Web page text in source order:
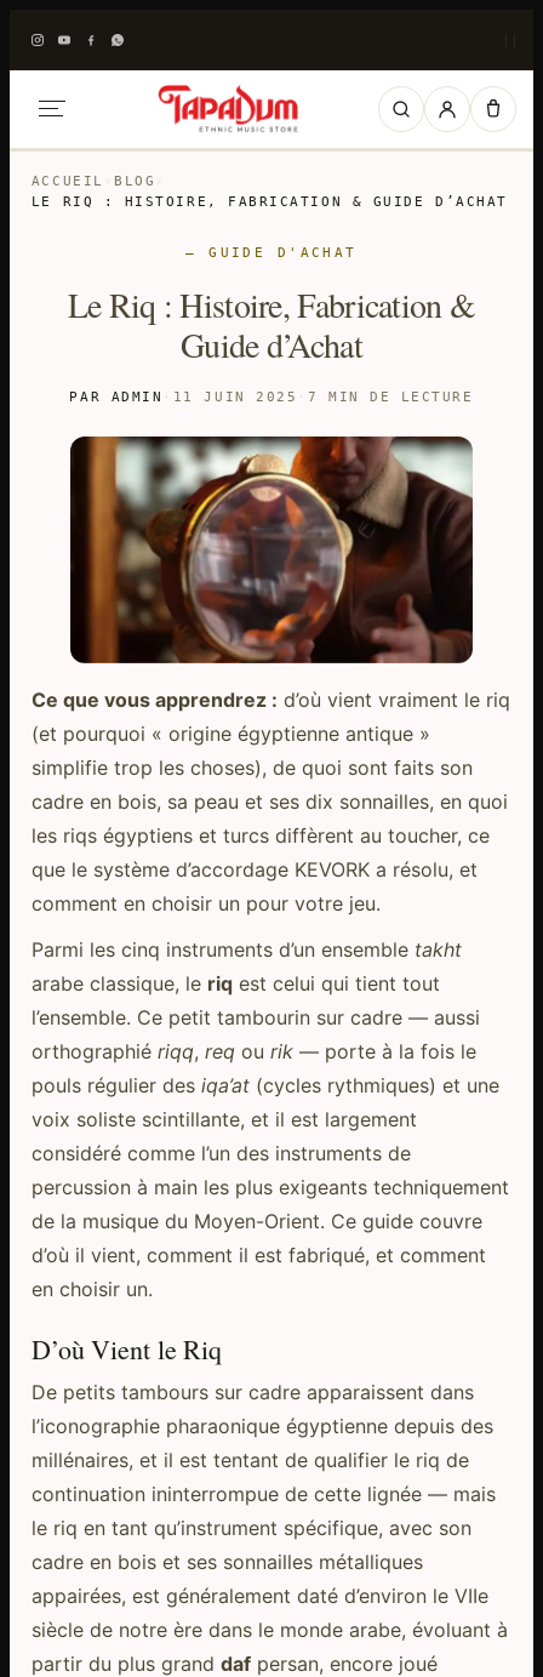
ACCUEIL › BLOG ›
LE RIQ : HISTOIRE, FABRICATION & GUIDE D’ACHAT
— GUIDE D'ACHAT
Le Riq : Histoire, Fabrication &
Guide d’Achat
PAR ADMIN · 11 JUIN 2025 · 7 MIN DE LECTURE
Ce que vous apprendrez : d’où vient vraiment le riq
(et pourquoi « origine égyptienne antique »
simplifie trop les choses), de quoi sont faits son
cadre en bois, sa peau et ses dix sonnailles, en quoi
les riqs égyptiens et turcs diffèrent au toucher, ce
que le système d’accordage KEVORK a résolu, et
comment en choisir un pour votre jeu.
Parmi les cinq instruments d’un ensemble takht
arabe classique, le riqest celui qui tient tout
l’ensemble. Ce petit tambourin sur cadre — aussi
orthographié riqq, req ou rik— porte à la fois le
pouls régulier des iqa’at(cycles rythmiques) et une
voix soliste scintillante, et il est largement
considéré comme l’un des instruments de
percussion à main les plus exigeants techniquement
de la musique du Moyen-Orient. Ce guide couvre
d’où il vient, comment il est fabriqué, et comment
en choisir un.
D’où Vient le Riq
De petits tambours sur cadre apparaissent dans
l’iconographie pharaonique égyptienne depuis des
millénaires, et il est tentant de qualifier le riq de
continuation ininterrompue de cette lignée — mais
le riq en tant qu’instrument spécifique, avec son
cadre en bois et ses sonnailles métalliques
appairées, est généralement daté d’environ le VIIe
siècle de notre ère dans le monde arabe, évoluant à
partir du plus grand dafpersan, encore joué